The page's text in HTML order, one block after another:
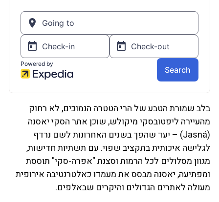
בלב שמורת הטבע של הרי הטטרה הנמוכים, לא רחוק
מהעיירה ליפטובסקי מיקולש, שוכן אתר הסקי יאסנה
(Jasná) – יעד שהפך בשנים האחרונות לשם נרדף
לגלישה איכותית בתקציב שפוי. עם תשתיות חדישות,
מגוון מסלולים לכל הרמות וסצנת "אפרה-סקי" תוססת
ומפתיעה, יאסנה מבסס את מעמדו כאלטרנטיבה אירופית
מעולה לאתרים הגדולים והיקרים שבאלפים.